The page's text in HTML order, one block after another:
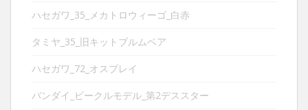
ハセガワ_35_メカトロウィーゴ_白赤
タミヤ_35_旧キットブルムベア
ハセガワ_72_オスプレイ
バンダイ_ビークルモデル_第2デススター